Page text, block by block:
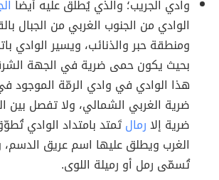
وادي الجريب؛ والذي يُطلق عليه أيضاً
الوادي من الجنوب الغربي من الجبال
ومنطقة حبر والذنائب، ويسير الوادي
بحيث يكون حمى ضرية في الجهة
هذا الوادي في وادي الرمّة
ضرية الغربي الشمالي، ولا تفصل بين
ضرية إلارمالتَمتد بامتداد الوادي
الغرب ويطلق عليها اسم عريق الدسم،
تُسمّى رمل أو رميلة اللوى.